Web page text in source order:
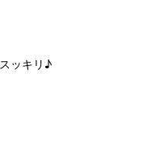
ッキリ♪